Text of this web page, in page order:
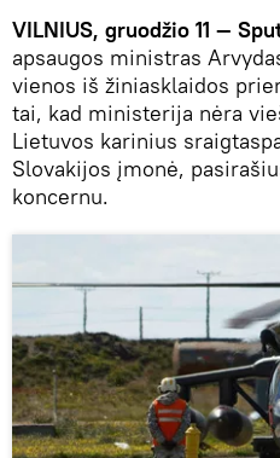
VILNIUS, gruodžio 11 —
apsaugos ministras
vienos iš žiniasklaidos
tai, kad ministerija nėra
Lietuvos karinius
Slovakijos įmonė,
koncernu.